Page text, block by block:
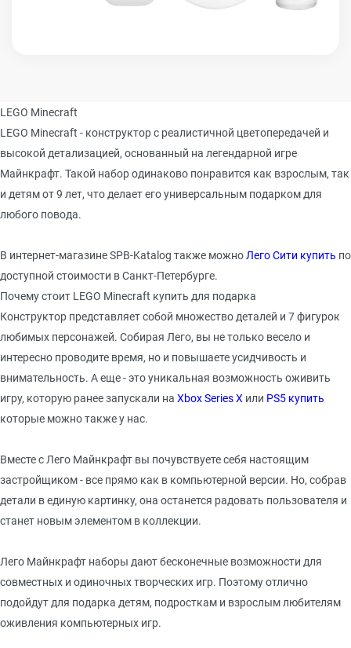
LEGO Minecraft
LEGO Minecraft - конструктор с реалистичной цветопередачей и
высокой детализацией, основанный на легендарной игре
Майнкрафт. Такой набор одинаково понравится как взрослым, так
и детям от 9 лет, что делает его универсальным подарком для
любого повода.
В интернет-магазине SPB-Katalog также можноЛего Сити купить по
доступной стоимости в Санкт-Петербурге.
Почему стоит LEGO Minecraft купить для подарка
Конструктор представляет собой множество деталей и 7 фигурок
любимых персонажей. Собирая Лего, вы не только весело и
интересно проводите время, но и повышаете усидчивость и
внимательность. А еще - это уникальная возможность оживить
игру, которую ранее запускали на Xbox Series X или PS5 купить
которые можно также у нас.
Вместе с Лего Майнкрафт вы почувствуете себя настоящим
застройщиком - все прямо как в компьютерной версии. Но, собрав
детали в единую картинку, она останется радовать пользователя и
станет новым элементом в коллекции.
Лего Майнкрафт наборы дают бесконечные возможности для
совместных и одиночных творческих игр. Поэтому отлично
подойдут для подарка детям, подросткам и взрослым любителям
оживления компьютерных игр.